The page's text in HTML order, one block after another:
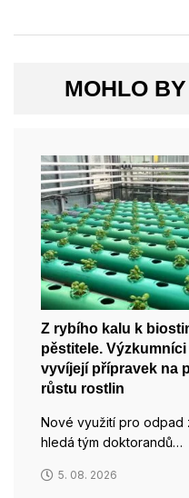
MOHLO
Z rybího kalu k
pěstitele.
vyvíjejí přípravek na
růstu rostlin
Nové využití pro odpad
hledá tým doktorandů…
5. 08. 2026